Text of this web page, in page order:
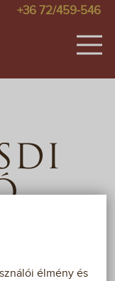
élmény és
+36 72/459-546